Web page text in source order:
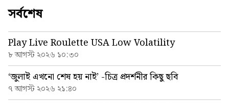
সর্বশেষ
Play Live Roulette USA Low Volatility
৮ আগস্ট ২০২৬ ১০:৩০
‘জুলাই এখনো শেষ হয় নাই’ -চিত্র প্রদর্শনীর কিছু ছবি
৭ আগস্ট ২০২৬ ২১:৪০